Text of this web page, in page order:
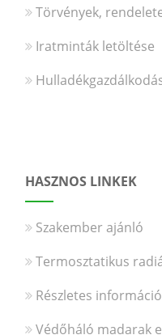
Törvények,
Iratminták letöltése
HASZNOS LINKEK
Szakember ajánló
Termosztatikus
Részletes
Védőháló madarak